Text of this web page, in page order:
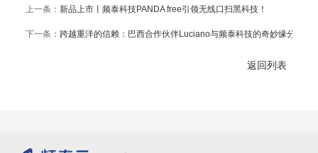
上一条： 新品上市丨频泰科技PANDA free引领无线口扫黑科技！
下一条： 跨越重洋的信赖：巴西合作伙伴Luciano与频泰科技的奇妙缘分
返回列表